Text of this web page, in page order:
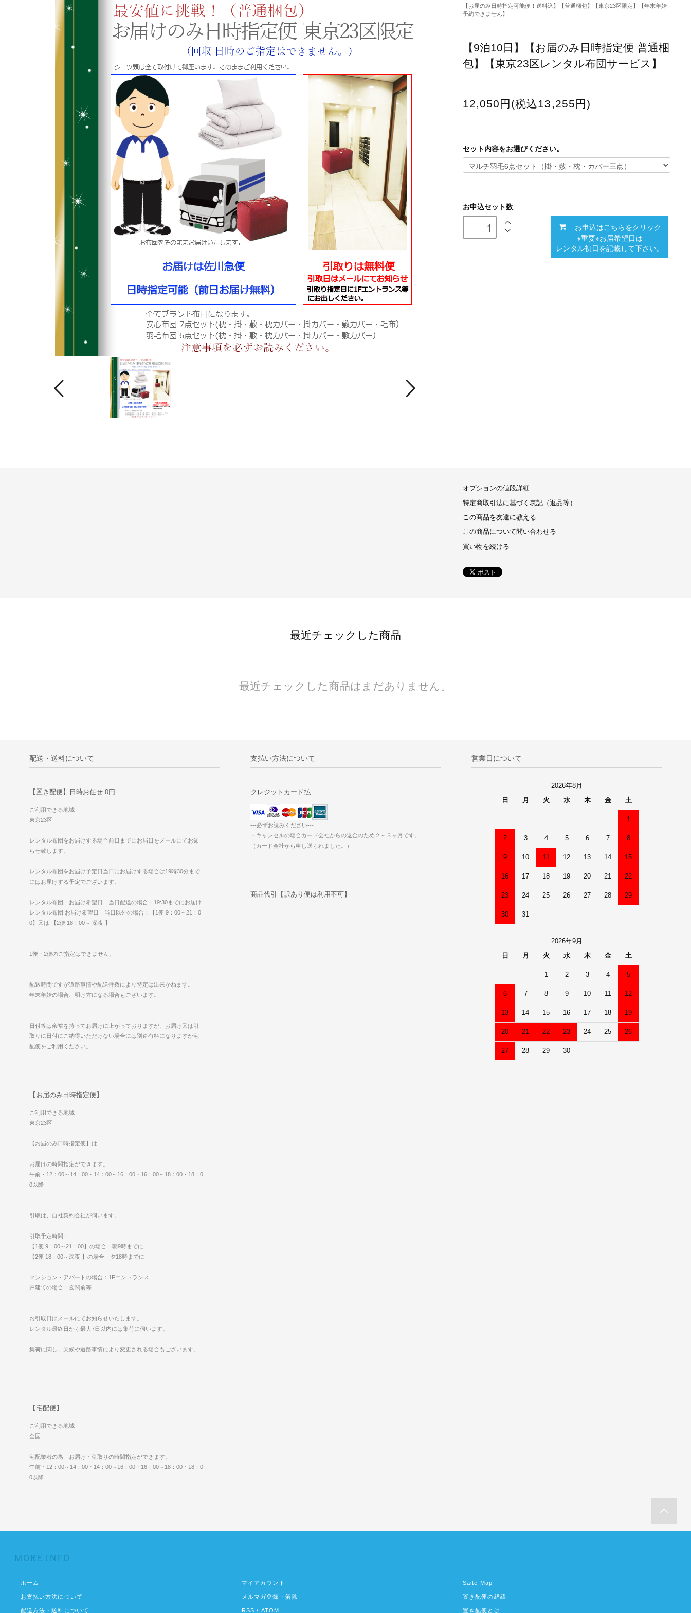
【お届のみ日時指定可能便！送料込】【普通梱包】【東京23区限定】【年末年始
予約できません】
【9泊10日】【お届のみ日時指定便 普通梱
包】【東京23区レンタル布団サービス】
12,050円(税込13,255円)
セット内容をお選びください。
お申込セット数
お申込はこちらをクリック
※重要※お届希望日は
レンタル初日を記載して下さい。
オプションの値段詳細
特定商取引法に基づく表記（返品等）
この商品を友達に教える
この商品について問い合わせる
買い物を続ける
最近チェックした商品
最近チェックした商品はまだありません。
配送・送料について
【置き配便】日時お任せ 0円
ご利用できる地域
東京23区
レンタル布団をお届けする場合前日までにお届日をメールにてお知
らせ致します。
レンタル布団をお届け予定日当日にお届けする場合は19時30分まで
にはお届けする予定でございます。
レンタル布団 お届け希望日 当日配達の場合：19:30までにお届け
レンタル布団 お届け希望日 当日以外の場合：【1便 9：00～21：0
0】又は 【2便 18：00～ 深夜 】
1便・2便のご指定はできません。
配送時間ですが道路事情や配送件数により特定は出来かねます。
年末年始の場合、明け方になる場合もございます。
日付等は余裕を持ってお届けに上がっておりますが、お届け又は引
取りに日付にご納得いただけない場合には別途有料になりますか宅
配便をご利用ください。
【お届のみ日時指定便】
ご利用できる地域
東京23区
【お届のみ日時指定便】は
お届けの時間指定ができます。
午前・12：00～14：00・14：00～16：00・16：00～18：00・18：0
0以降
引取は、自社契約会社が伺います。
引取予定時間：
【1便 9：00～21：00】の場合 朝9時までに
【2便 18：00～深夜 】の場合 夕18時までに
マンション・アパートの場合：1Fエントランス
戸建ての場合：玄関前等
お引取日はメールにてお知らせいたします。
レンタル最終日から最大7日以内には集荷に伺います。
集荷に関し、天候や道路事情により変更される場合もございます。
【宅配便】
ご利用できる地域
全国
宅配業者の為 お届け・引取りの時間指定ができます。
午前・12：00～14：00・14：00～16：00・16：00～18：00・18：0
0以降
支払い方法について
クレジットカード払
---必ずお読みください---
・キャンセルの場合カード会社からの返金のため２～３ヶ月です。
（カード会社から申し送られました。）
商品代引【訳あり便は利用不可】
営業日について
2026年8月
日
月 火 水 木 金 土
1
2 3 4 5 6 7 8
9 10 11 12 13 14 15
16 17 18 19 20 21 22
23 24 25 26 27 28 29
30 31
2026年9月
日
月 火 水 木 金 土
1 2 3 4 5
6 7 8 9 10 11 12
13 14 15 16 17 18 19
20 21 22 23 24 25 26
27 28 29 30
MORE INFO
ホーム
お支払い方法について
配送方法・送料について
マイアカウント
メルマガ登録・解除
RSS / ATOM
Saite Map
置き配便の経緯
置き配便とは